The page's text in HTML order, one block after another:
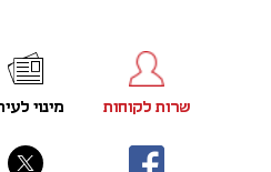
שרות לקוחות מינוי